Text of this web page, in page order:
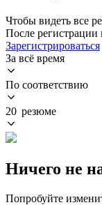
Чтобы видеть все
После
Зарегистрироваться
За всё время
По соответствию
20 резюме
Ничего не
Попробуйте